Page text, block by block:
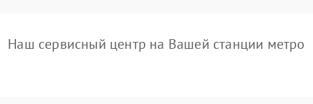
Наш сервисный центр на Вашей станции метро